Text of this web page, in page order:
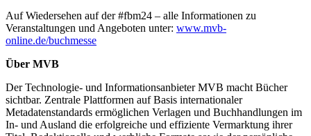
Auf Wiedersehen auf der #fbm24 – alle Informationen zu
Veranstaltungen und Angeboten unter: www.mvb-
online.de/buchmesse
Über MVB
Der Technologie- und Informationsanbieter MVB macht Bücher
sichtbar. Zentrale Plattformen auf Basis internationaler
Metadatenstandards ermöglichen Verlagen und Buchhandlungen im
In- und Ausland die erfolgreiche und effiziente Vermarktung ihrer